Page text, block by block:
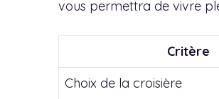
vous permettra de vivre
Critère
Choix de la croisière